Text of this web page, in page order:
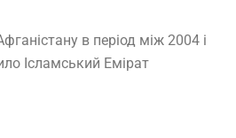
в період між 2004 і
Ісламський Емірат